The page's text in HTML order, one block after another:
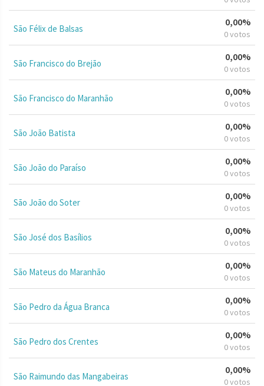
São Félix de Balsas
0,00%
0 votos
São Francisco do Brejão
0,00%
0 votos
São Francisco do Maranhão
0,00%
0 votos
São João Batista
0,00%
0 votos
São João do Paraíso
0,00%
0 votos
São João do Soter
0,00%
0 votos
São José dos Basílios
0,00%
0 votos
São Mateus do Maranhão
0,00%
0 votos
São Pedro da Água Branca
0,00%
0 votos
São Pedro dos Crentes
0,00%
0 votos
São Raimundo das Mangabeiras
0,00%
0 votos